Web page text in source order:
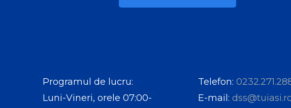
Programul de lucru:
Luni-Vineri, orele 07:00-
Telefon:
E-mail: